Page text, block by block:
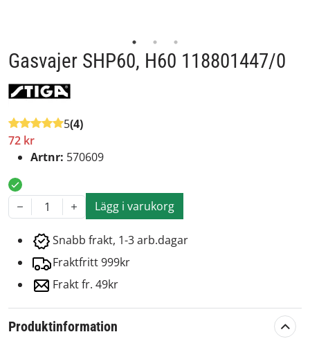
Gasvajer SHP60, H60 118801447/0
5(4)
72 kr
Artnr: 570609
1 Lägg i varukorg
Snabb frakt, 1-3 arb.dagar
Fraktfritt 999kr
Frakt fr. 49kr
Produktinformation